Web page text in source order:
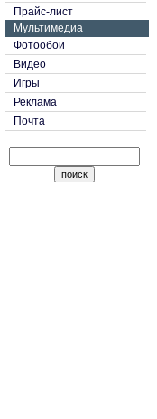
Прайс-лист
Мультимедиа
Фотообои
Видео
Игры
Реклама
Почта